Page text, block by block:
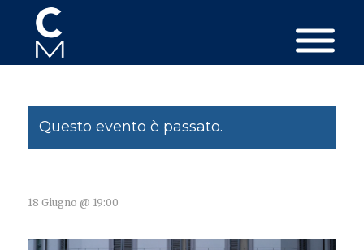
Questo evento è passato.
18 Giugno @ 19:00